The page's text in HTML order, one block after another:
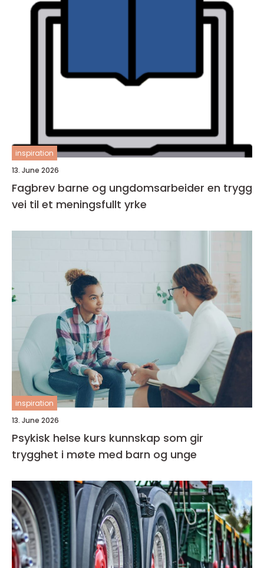
inspiration
13. June 2026
Fagbrev barne og ungdomsarbeider en trygg
vei til et meningsfullt yrke
inspiration
13. June 2026
Psykisk helse kurs kunnskap som gir
trygghet i møte med barn og unge